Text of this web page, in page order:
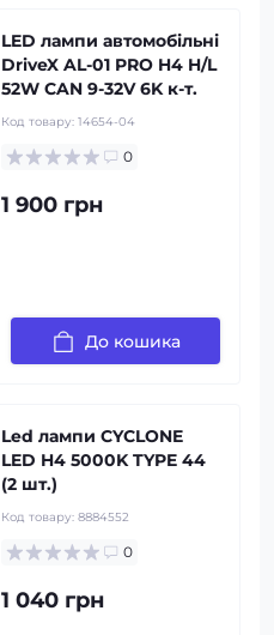
LED лампи автомобільні
DriveX AL-01 PRO H4 H/L
52W CAN 9-32V 6K к-т.
Код товару: 14654-04
0
1 900 грн
До кошика
Led лампи CYCLONE
LED H4 5000K TYPE 44
(2 шт.)
Код товару: 8884552
0
1 040 грн